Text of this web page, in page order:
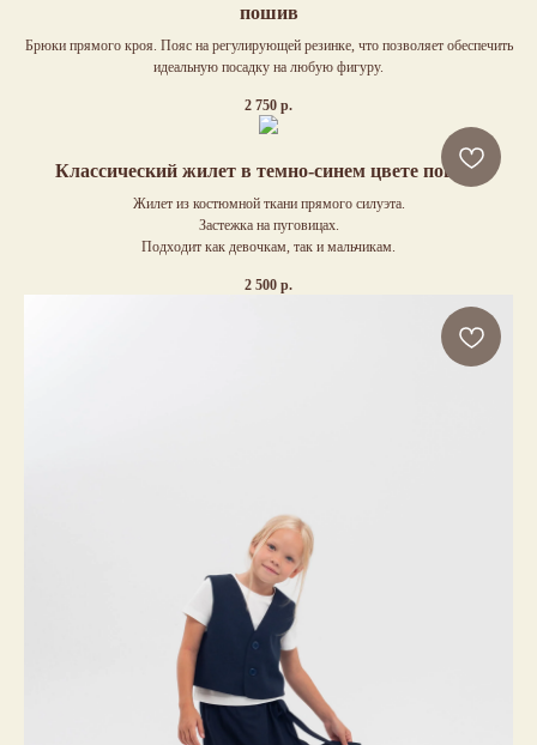
пошив
Брюки прямого кроя. Пояс на регулирующей резинке, что позволяет обеспечить
идеальную посадку на любую фигуру.
2 750 р.
Классический жилет в темно-синем цвете пошив
Жилет из костюмной ткани прямого силуэта.
Застежка на пуговицах.
Подходит как девочкам, так и мальчикам.
2 500 р.